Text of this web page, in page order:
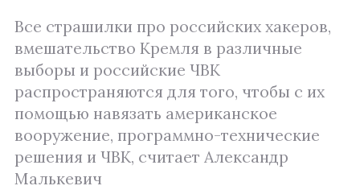
Все страшилки про российских хакеров,
вмешательство Кремля в различные
выборы и российские ЧВК
распространяются для того, чтобы с их
помощью навязать американское
вооружение, программно-технические
решения и ЧВК, считает Александр
Малькевич